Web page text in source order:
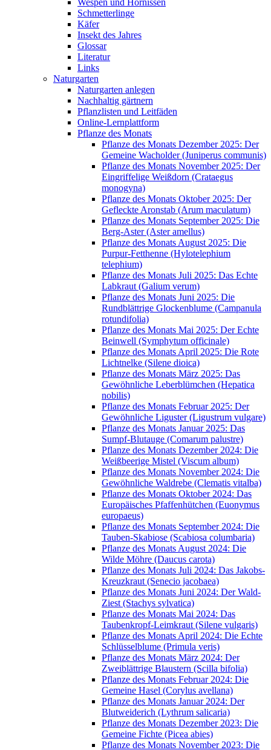
Wespen und Hornissen
Schmetterlinge
Käfer
Insekt des Jahres
Glossar
Literatur
Links
Naturgarten
Naturgarten anlegen
Nachhaltig gärtnern
Pflanzlisten und Leitfäden
Online-Lernplattform
Pflanze des Monats
Pflanze des Monats Dezember 2025: Der
Gemeine Wacholder (Juniperus communis)
Pflanze des Monats November 2025: Der
Eingriffelige Weißdorn (Crataegus
monogyna)
Pflanze des Monats Oktober 2025: Der
Gefleckte Aronstab (Arum maculatum)
Pflanze des Monats September 2025: Die
Berg-Aster (Aster amellus)
Pflanze des Monats August 2025: Die
Purpur-Fetthenne (Hylotelephium
telephium)
Pflanze des Monats Juli 2025: Das Echte
Labkraut (Galium verum)
Pflanze des Monats Juni 2025: Die
Rundblättrige Glockenblume (Campanula
rotundifolia)
Pflanze des Monats Mai 2025: Der Echte
Beinwell (Symphytum officinale)
Pflanze des Monats April 2025: Die Rote
Lichtnelke (Silene dioica)
Pflanze des Monats März 2025: Das
Gewöhnliche Leberblümchen (Hepatica
nobilis)
Pflanze des Monats Februar 2025: Der
Gewöhnliche Liguster (Ligustrum vulgare)
Pflanze des Monats Januar 2025: Das
Sumpf-Blutauge (Comarum palustre)
Pflanze des Monats Dezember 2024: Die
Weißbeerige Mistel (Viscum album)
Pflanze des Monats November 2024: Die
Gewöhnliche Waldrebe (Clematis vitalba)
Pflanze des Monats Oktober 2024: Das
Europäisches Pfaffenhütchen (Euonymus
europaeus)
Pflanze des Monats September 2024: Die
Tauben-Skabiose (Scabiosa columbaria)
Pflanze des Monats August 2024: Die
Wilde Möhre (Daucus carota)
Pflanze des Monats Juli 2024: Das Jakobs-
Kreuzkraut (Senecio jacobaea)
Pflanze des Monats Juni 2024: Der Wald-
Ziest (Stachys sylvatica)
Pflanze des Monats Mai 2024: Das
Taubenkropf-Leimkraut (Silene vulgaris)
Pflanze des Monats April 2024: Die Echte
Schlüsselblume (Primula veris)
Pflanze des Monats März 2024: Der
Zweiblättrige Blaustern (Scilla bifolia)
Pflanze des Monats Februar 2024: Die
Gemeine Hasel (Corylus avellana)
Pflanze des Monats Januar 2024: Der
Blutweiderich (Lythrum salicaria)
Pflanze des Monats Dezember 2023: Die
Gemeine Fichte (Picea abies)
Pflanze des Monats November 2023: Die